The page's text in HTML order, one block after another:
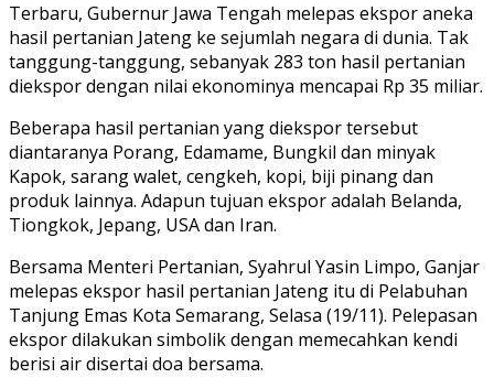
Terbaru, Gubernur Jawa Tengah melepas ekspor aneka
hasil pertanian Jateng ke sejumlah negara di dunia. Tak
tanggung-tanggung, sebanyak 283 ton hasil pertanian
diekspor dengan nilai ekonominya mencapai Rp 35 miliar.
Beberapa hasil pertanian yang diekspor tersebut
diantaranya Porang, Edamame, Bungkil dan minyak
Kapok, sarang walet, cengkeh, kopi, biji pinang dan
produk lainnya. Adapun tujuan ekspor adalah Belanda,
Tiongkok, Jepang, USA dan Iran.
Bersama Menteri Pertanian, Syahrul Yasin Limpo, Ganjar
melepas ekspor hasil pertanian Jateng itu di Pelabuhan
Tanjung Emas Kota Semarang, Selasa (19/11). Pelepasan
ekspor dilakukan simbolik dengan memecahkan kendi
berisi air disertai doa bersama.